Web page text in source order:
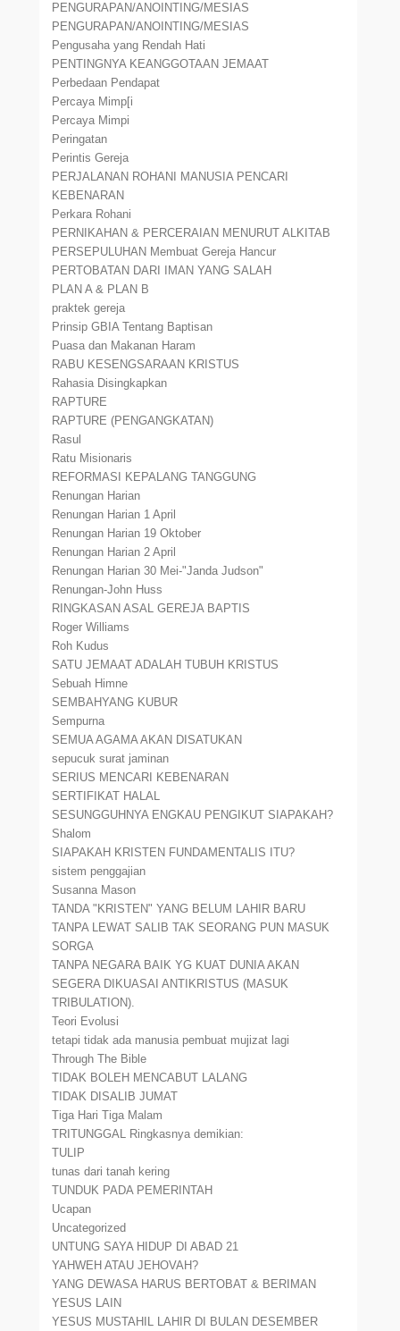
PENGURAPAN/ANOINTING/MESIAS
PENGURAPAN/ANOINTING/MESIAS
Pengusaha yang Rendah Hati
PENTINGNYA KEANGGOTAAN JEMAAT
Perbedaan Pendapat
Percaya Mimp[i
Percaya Mimpi
Peringatan
Perintis Gereja
PERJALANAN ROHANI MANUSIA PENCARI
KEBENARAN
Perkara Rohani
PERNIKAHAN & PERCERAIAN MENURUT ALKITAB
PERSEPULUHAN Membuat Gereja Hancur
PERTOBATAN DARI IMAN YANG SALAH
PLAN A & PLAN B
praktek gereja
Prinsip GBIA Tentang Baptisan
Puasa dan Makanan Haram
RABU KESENGSARAAN KRISTUS
Rahasia Disingkapkan
RAPTURE
RAPTURE (PENGANGKATAN)
Rasul
Ratu Misionaris
REFORMASI KEPALANG TANGGUNG
Renungan Harian
Renungan Harian 1 April
Renungan Harian 19 Oktober
Renungan Harian 2 April
Renungan Harian 30 Mei-"Janda Judson"
Renungan-John Huss
RINGKASAN ASAL GEREJA BAPTIS
Roger Williams
Roh Kudus
SATU JEMAAT ADALAH TUBUH KRISTUS
Sebuah Himne
SEMBAHYANG KUBUR
Sempurna
SEMUA AGAMA AKAN DISATUKAN
sepucuk surat jaminan
SERIUS MENCARI KEBENARAN
SERTIFIKAT HALAL
SESUNGGUHNYA ENGKAU PENGIKUT SIAPAKAH?
Shalom
SIAPAKAH KRISTEN FUNDAMENTALIS ITU?
sistem penggajian
Susanna Mason
TANDA "KRISTEN" YANG BELUM LAHIR BARU
TANPA LEWAT SALIB TAK SEORANG PUN MASUK
SORGA
TANPA NEGARA BAIK YG KUAT DUNIA AKAN
SEGERA DIKUASAI ANTIKRISTUS (MASUK
TRIBULATION).
Teori Evolusi
tetapi tidak ada manusia pembuat mujizat lagi
Through The Bible
TIDAK BOLEH MENCABUT LALANG
TIDAK DISALIB JUMAT
Tiga Hari Tiga Malam
TRITUNGGAL Ringkasnya demikian:
TULIP
tunas dari tanah kering
TUNDUK PADA PEMERINTAH
Ucapan
Uncategorized
UNTUNG SAYA HIDUP DI ABAD 21
YAHWEH ATAU JEHOVAH?
YANG DEWASA HARUS BERTOBAT & BERIMAN
YESUS LAIN
YESUS MUSTAHIL LAHIR DI BULAN DESEMBER